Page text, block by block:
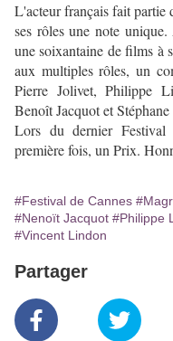
L'acteur français fait partie
ses rôles une note
une soixantaine de films à
aux multiples rôles, un
Pierre Jolivet, Philippe
Benoît Jacquot et
Lors du dernier
première fois, un Prix.
#Festival de Cannes
#Nenoït Jacquot #Philippe
#Vincent Lindon
Partager